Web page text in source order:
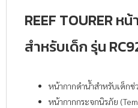
REEF TOURER ห
สำหรับเด็ก รุ่น
หน้ากากดำน้ำสำหรับเด็กช่
หน้ากากกระจกนิรภัย